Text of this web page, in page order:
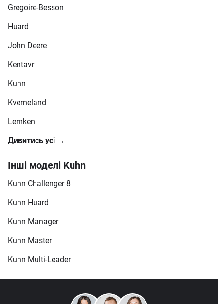
Gregoire-Besson
Huard
John Deere
Kentavr
Kuhn
Kverneland
Lemken
Дивитись усі →
Інші моделі Kuhn
Kuhn Challenger 8
Kuhn Huard
Kuhn Manager
Kuhn Master
Kuhn Multi-Leader